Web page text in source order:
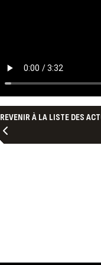
REVENIR À LA LISTE DES